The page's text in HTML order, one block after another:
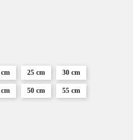
25 cm 30 cm
50 cm 55 cm